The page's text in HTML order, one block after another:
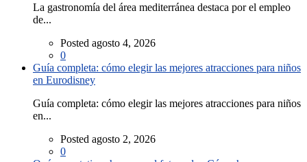
La gastronomía del área mediterránea destaca por el empleo
de...
Posted agosto 4, 2026
0
Guía completa: cómo elegir las mejores atracciones para niños
en Eurodisney
Guía completa: cómo elegir las mejores atracciones para niños
en...
Posted agosto 2, 2026
0